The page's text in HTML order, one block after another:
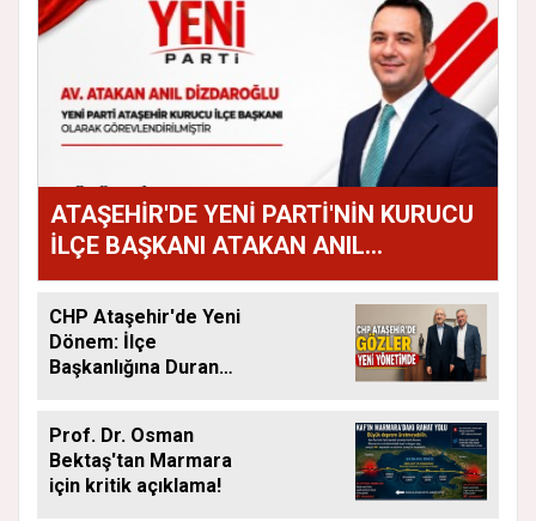
ATAŞEHİR'DE YENİ PARTİ'NİN KURUCU
İLÇE BAŞKANI ATAKAN ANIL
DİZDAROĞLU OLDU
CHP Ataşehir'de Yeni
Dönem: İlçe
Başkanlığına Duran
Prof. Dr. Osman
Bektaş'tan Marmara
için kritik açıklama!